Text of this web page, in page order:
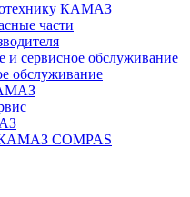
КАМАЗ
части
и сервисное обслуживание
обслуживание
КАМАЗ COMPAS